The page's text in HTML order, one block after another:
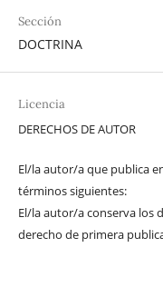
Sección
DOCTRINA
Licencia
DERECHOS DE AUTOR
El/la autor/a que publica
términos siguientes:
El/la autor/a conserva los
derecho de primera